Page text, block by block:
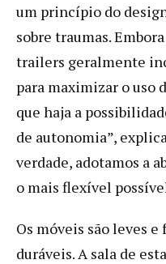
um princípio do
sobre traumas.
trailers geralmente
para maximizar o uso
que haja a
de autonomia”,
verdade, adotamos a
o mais flexível
Os móveis são leves
duráveis. A sala de